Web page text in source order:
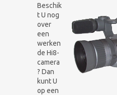
Beschik
t U nog
over
een
werken
de Hi8-
camera
? Dan
kunt U
op een